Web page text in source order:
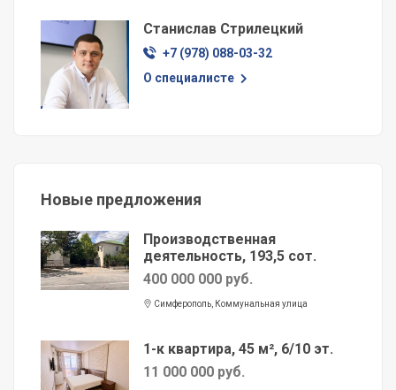
Станислав Стрилецкий
+7 (978) 088-03-32
О специалисте
Новые предложения
Производственная
деятельность, 193,5 сот.
400 000 000 руб.
Симферополь, Коммунальная улица
1-к квартира, 45 м², 6/10 эт.
11 000 000 руб.